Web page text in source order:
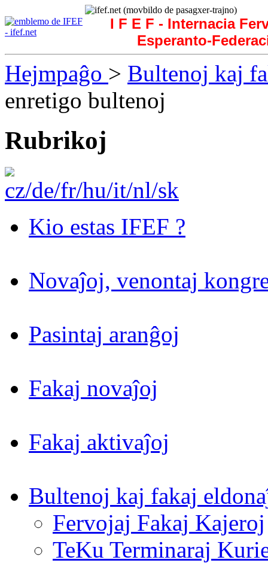
I F E F - Internacia
Esperanto-
Hejmpaĝo > Bultenoj kaj
enretigo bultenoj
Rubrikoj
Kio estas IFEF ?
Novaĵoj, venontaj
Pasintaj aranĝoj
Fakaj novaĵoj
Fakaj aktivaĵoj
Bultenoj kaj fakaj
Fervojaj Fakaj Kajeroj
TeKu Terminaraj